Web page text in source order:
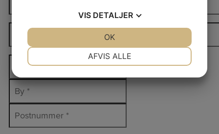
Telefon*
Adresse
Adresselinje
By
VIS DETALJER
AFVIS ALLE
OK